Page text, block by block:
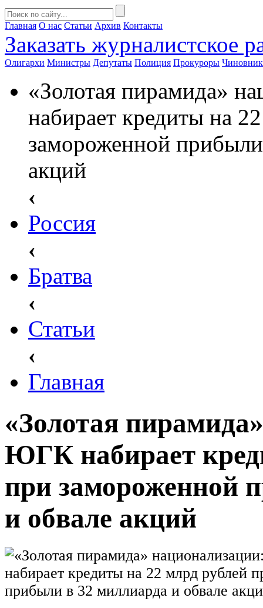
Главная О нас Статьи Архив Контакты
Заказать журналистское
Олигархи Министры Депутаты Полиция Прокуроры
«Золотая пирамида»
набирает кредиты на
замороженной
акций
‹
Россия
‹
Братва
‹
Статьи
‹
Главная
«Золотая
ЮГК набирает
при замороженной
и обвале акций